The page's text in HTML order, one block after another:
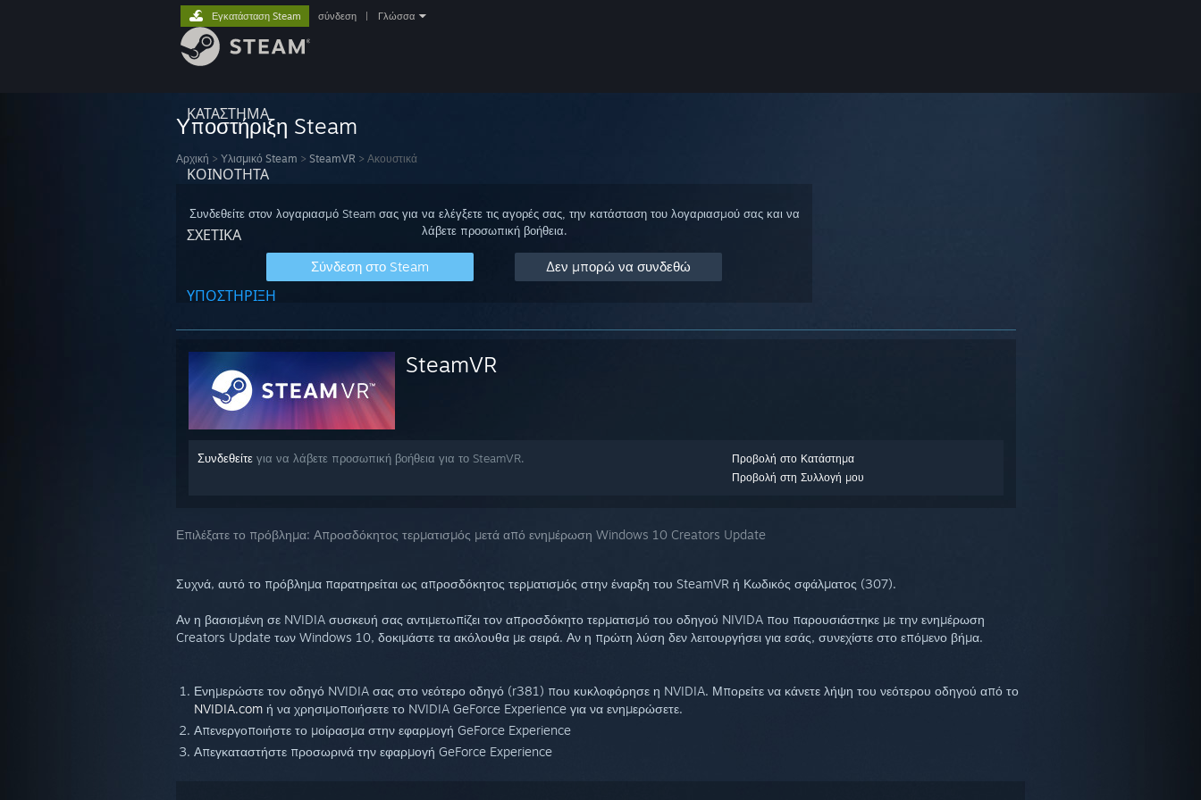
ΚΑΤΑΣΤΗΜΑ
ΚΟΙΝΟΤΗΤΑ
ΣΧΕΤΙΚΆ
ΥΠΟΣΤΗΡΙΞΗ
Εγκατάσταση Steam σύνδεση Γλώσσα
Υποστήριξη Steam
Αρχική > Υλισμικό Steam > SteamVR > Ακουστικά
Συνδεθείτε στον λογαριασμό Steam σας για να ελέγξετε τις αγορές σας, την κατάσταση του λογαριασμού σας και να
λάβετε προσωπική βοήθεια.
Σύνδεση στο Steam Δεν μπορώ να συνδεθώ
SteamVR
Προβολή στο Κατάστημα
Προβολή στη Συλλογή μου
Συνδεθείτε για να λάβετε προσωπική βοήθεια για το SteamVR.
Επιλέξατε το πρόβλημα: Απροσδόκητος τερματισμός μετά από ενημέρωση Windows 10 Creators Update
Συχνά, αυτό το πρόβλημα παρατηρείται ως απροσδόκητος τερματισμός στην έναρξη του SteamVR ή Κωδικός σφάλματος (307).
Αν η βασισμένη σε NVIDIA συσκευή σας αντιμετωπίζει τον απροσδόκητο τερματισμό του οδηγού NIVIDA που παρουσιάστηκε με την ενημέρωση
Creators Update των Windows 10, δοκιμάστε τα ακόλουθα με σειρά. Αν η πρώτη λύση δεν λειτουργήσει για εσάς, συνεχίστε στο επόμενο βήμα.
Ενημερώστε τον οδηγό NVIDIA σας στο νεότερο οδηγό (r381) που κυκλοφόρησε η NVIDIA. Μπορείτε να κάνετε λήψη του νεότερου οδηγού από το
NVIDIA.com ή να χρησιμοποιήσετε το NVIDIA GeForce Experience για να ενημερώσετε.
Απενεργοποιήστε το μοίρασμα στην εφαρμογή GeForce Experience
Απεγκαταστήστε προσωρινά την εφαρμογή GeForce Experience